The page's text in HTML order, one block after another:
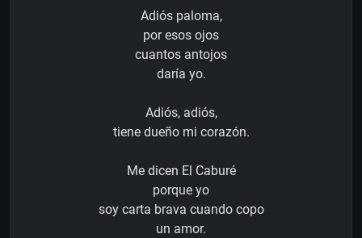
Adiós paloma,
por esos ojos
cuantos antojos
daría yo.
Adiós, adiós,
tiene dueño mi corazón.
Me dicen El Caburé
porque yo
soy carta brava cuando copo
un amor.